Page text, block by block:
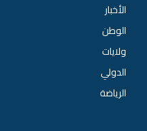
الأخبار
الوطن
ولايات
الدولي
الرياضة